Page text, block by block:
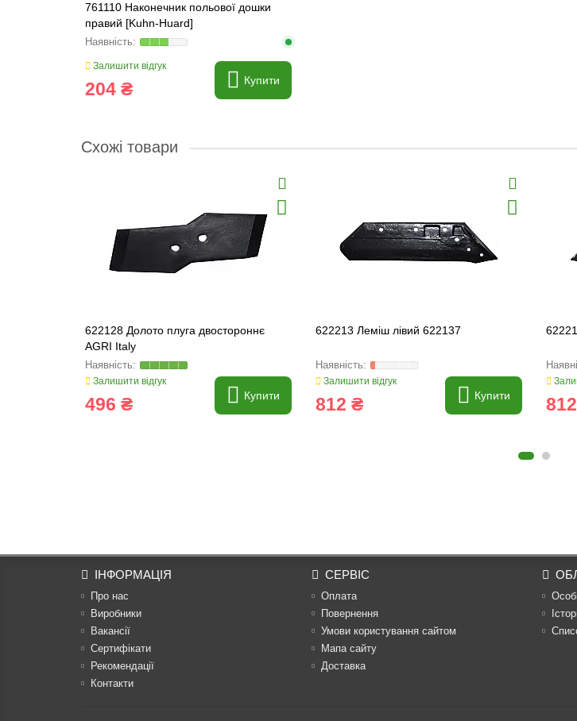
761110 Наконечник польової дошки
правий [Kuhn-Huard]
Залишити відгук
204 ₴ Купити
Схожі товари
622128 Долото плуга двостороннє
AGRI Italy
Залишити відгук
496 ₴ Купити
622213 Леміш лівий 622137
Залишити відгук
812 ₴ Купити
ІНФОРМАЦІЯ
Про нас
Виробники
Вакансії
Сертифікати
Рекомендації
Контакти
СЕРВІС
Оплата
Повернення
Умови користування сайтом
Мапа сайту
Доставка